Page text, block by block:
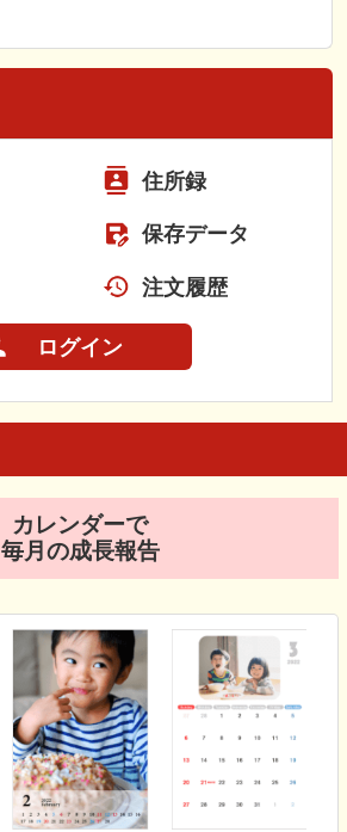
住所録
保存データ
注文履歴
ログイン
カレンダーで
毎月の成長報告